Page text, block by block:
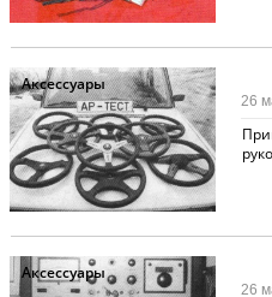
Аксессуары
26
Аксессуары
26